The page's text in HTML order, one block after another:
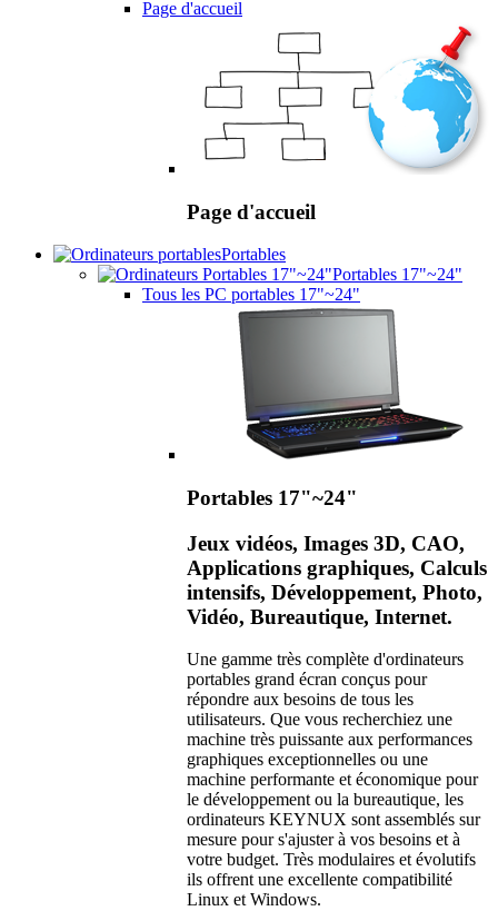
Page d'accueil
Page d'accueil
Portables
Portables 17"~24"
Tous les PC portables 17"~24"
Portables 17"~24"
Jeux vidéos, Images 3D, CAO,
Applications graphiques, Calculs
intensifs, Développement, Photo,
Vidéo, Bureautique, Internet.
Une gamme très complète d'ordinateurs
portables grand écran conçus pour
répondre aux besoins de tous les
utilisateurs. Que vous recherchiez une
machine très puissante aux performances
graphiques exceptionnelles ou une
machine performante et économique pour
le développement ou la bureautique, les
ordinateurs KEYNUX sont assemblés sur
mesure pour s'ajuster à vos besoins et à
votre budget. Très modulaires et évolutifs
ils offrent une excellente compatibilité
Linux et Windows.